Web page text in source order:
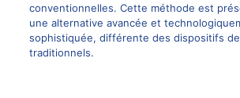
conventionnelles. Cette méthode est
une alternative avancée et
sophistiquée, différente des dispositifs
traditionnels.